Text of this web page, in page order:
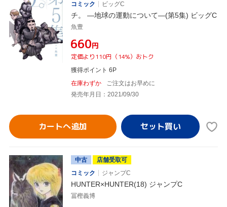
コミック
ビッグC
チ。 ―地球の運動について―(第5集) ビッグC
魚豊
¥660円
定価より110円（14%）おトク
獲得ポイント 6P
在庫わずか
ご注文はお早めに
発売年月日：2021/09/30
カートへ追加
中古
店舗受取可
コミック
ジャンプC
HUNTER×HUNTER(18) ジャンプC
冨樫義博